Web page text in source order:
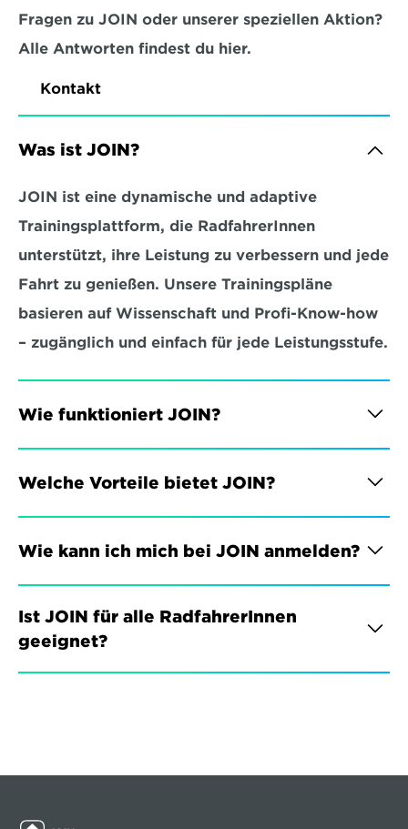
Fragen zu JOIN oder unserer speziellen Aktion?
Alle Antworten findest du hier.
Kontakt
Was ist JOIN?
JOIN ist eine dynamische und adaptive
Trainingsplattform, die RadfahrerInnen
unterstützt, ihre Leistung zu verbessern und jede
Fahrt zu genießen. Unsere Trainingspläne
basieren auf Wissenschaft und Profi-Know-how
– zugänglich und einfach für jede Leistungsstufe.
Wie funktioniert JOIN?
Welche Vorteile bietet JOIN?
Wie kann ich mich bei JOIN anmelden?
Ist JOIN für alle RadfahrerInnen
geeignet?